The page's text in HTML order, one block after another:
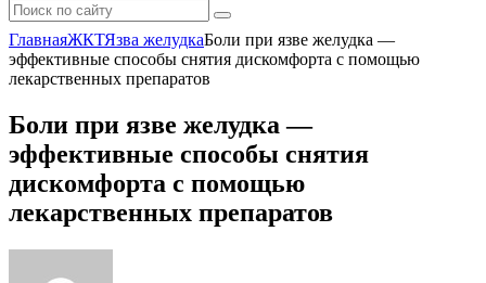
ГлавнаяЖКТЯзва желудкаБоли при язве желудка —
эффективные способы снятия дискомфорта с помощью
лекарственных препаратов
Боли при язве желудка —
эффективные способы снятия
дискомфорта с помощью
лекарственных препаратов